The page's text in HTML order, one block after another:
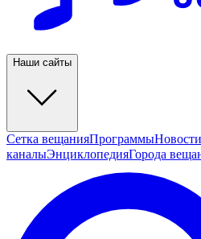
Наши сайты
Сетка вещанияПрограммыНовости
каналыЭнциклопедияГорода